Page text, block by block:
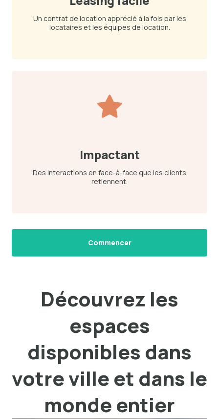
Un contrat de location apprécié à la fois par les
locataires et les équipes de location.
Impactant
Des interactions en face-à-face que les clients
retiennent.
Commencer
Découvrez les
espaces
disponibles dans
votre ville et dans le
monde entier